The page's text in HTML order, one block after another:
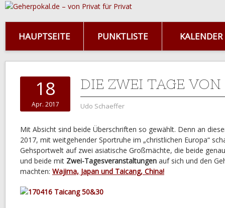
HAUPTSEITE PUNKTLISTE KALENDER
18
Apr. 2017
DIE ZWEI TAGE
Udo Schaeffer
Mit Absicht sind beide Überschriften so gewählt. Denn an
2017, mit weitgehender Sportruhe im „christlichen Europa“
Gehsportwelt auf zwei asiatische Großmächte, die beide
und beide mit Zwei-Tagesveranstaltungen auf sich und den
machten: Wajima, Japan und Taicang, China!